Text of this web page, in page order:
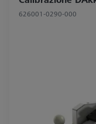
626001-0290-000